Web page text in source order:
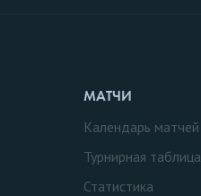
МАТЧИ
Календарь матчей
Турнирная таблица
Статистика